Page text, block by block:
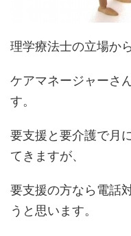
理学療法士の立場か
ケアマネージャーさ
す。
要支援と要介護で月
てきますが、
要支援の方なら電話
うと思います。